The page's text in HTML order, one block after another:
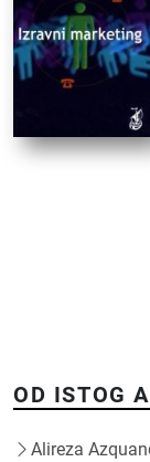
OD ISTOG
Alireza